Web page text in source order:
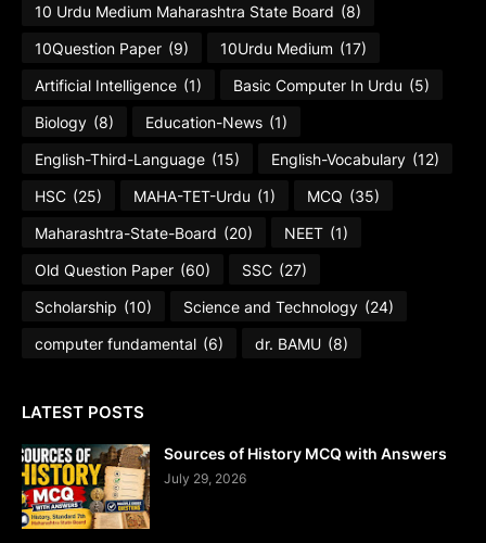
10 Urdu Medium Maharashtra State Board (8)
10Question Paper (9) 10Urdu Medium (17)
Artificial Intelligence (1) Basic Computer In Urdu (5)
Biology (8) Education-News (1)
English-Third-Language (15) English-Vocabulary (12)
HSC (25) MAHA-TET-Urdu (1) MCQ (35)
Maharashtra-State-Board (20) NEET (1)
Old Question Paper (60) SSC (27)
Scholarship (10) Science and Technology (24)
computer fundamental (6) dr. BAMU (8)
LATEST POSTS
Sources of History MCQ with Answers
July 29, 2026